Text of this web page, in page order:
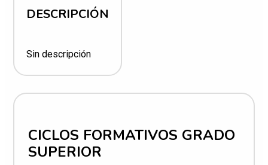
DESCRIPCIÓN
Sin descripción
CICLOS FORMATIVOS GRADO
SUPERIOR